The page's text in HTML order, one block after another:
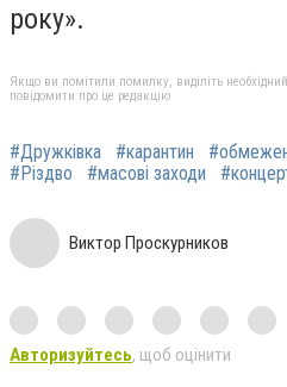
року».
Якщо ви помітили помилку, виділіть
повідомити про це редакцію
#Дружківка #карантин
#Різдво
#масові заходи
Виктор Проскурников
Авторизуйтесь, щоб оцінити